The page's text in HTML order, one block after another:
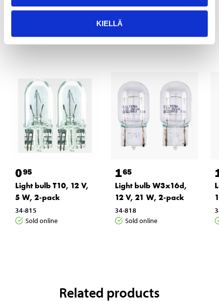
KIELLÄ
Other customers also bought
095
Light bulb T10, 12 V,
5 W, 2-pack
34-815
Sold online
165
Light bulb W3x16d,
12 V, 21 W, 2-pack
34-818
Sold online
Related products